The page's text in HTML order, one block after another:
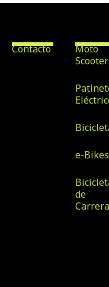
Contacto
Moto
e-Bikes
de